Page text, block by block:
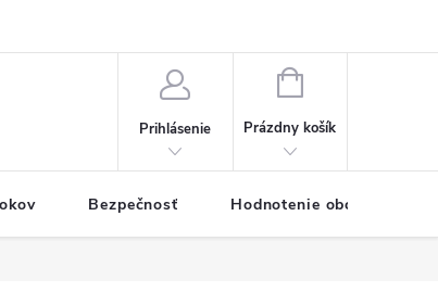
Prihlásenie
NÁKUPNÝ
Prázdny košík
Bezpečnosť Hodnotenie obchodu